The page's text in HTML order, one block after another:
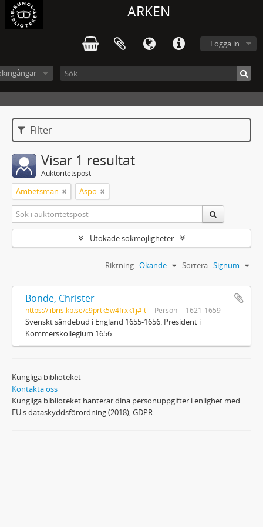
ARKEN
Logga in
Filter
Visar 1 resultat
Auktoritetspost
Ämbetsmän Aspö
Utökade sökmöjligheter
Sortera: Signum
Riktning: Ökande
Bonde, Christer
https://libris.kb.se/c9prtk5w4frxk1j#it Person 1621-1659
Svenskt sändebud i England 1655-1656. President i
Kommerskollegium 1656
Kungliga biblioteket
Kontakta oss
Kungliga biblioteket hanterar dina personuppgifter i enlighet med
EU:s dataskyddsförordning (2018), GDPR.